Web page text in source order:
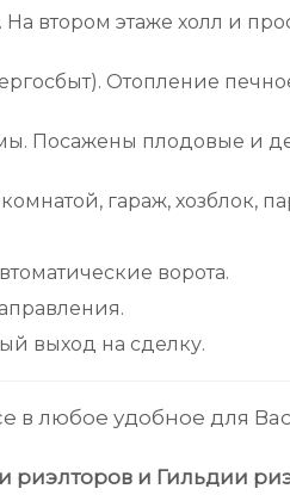
втором этаже холл и
Отопление
Посажены плодовые и
гараж, хозблок,
ворота.
выход на сделку.
в любое удобное для
риэлторов и Гильдии